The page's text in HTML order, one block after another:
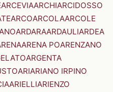
ARCEVIAARCHIARCIDOSSO
ARCOARCOLAARCOLE
ARDARAARDAULIARDEA
ARENA POARENZANO
ARGENTA
ARIARIANO IRPINO
ARIELLIARIENZO